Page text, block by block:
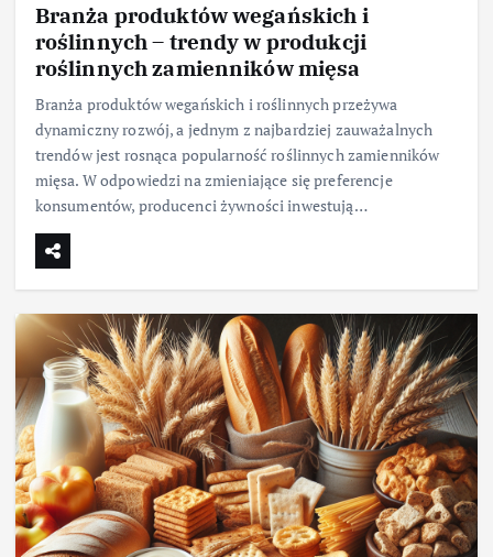
Branża produktów wegańskich i
roślinnych – trendy w produkcji
roślinnych zamienników mięsa
Branża produktów wegańskich i roślinnych przeżywa
dynamiczny rozwój, a jednym z najbardziej zauważalnych
trendów jest rosnąca popularność roślinnych zamienników
mięsa. W odpowiedzi na zmieniające się preferencje
konsumentów, producenci żywności inwestują…